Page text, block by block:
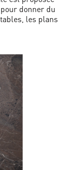
donner du
les plans